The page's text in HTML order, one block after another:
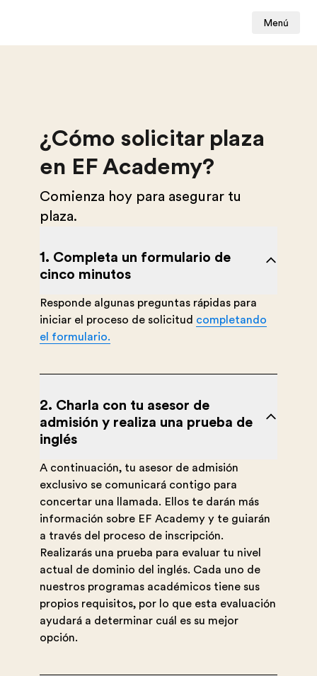
Menú
¿Cómo solicitar plaza
en EF Academy?
Comienza hoy para asegurar tu
plaza.
1. Completa un formulario de
cinco minutos
Responde algunas preguntas rápidas para
iniciar el proceso de solicitud completando
el formulario.
2. Charla con tu asesor de
admisión y realiza una prueba de
inglés
A continuación, tu asesor de admisión
exclusivo se comunicará contigo para
concertar una llamada. Ellos te darán más
información sobre EF Academy y te guiarán
a través del proceso de inscripción.
Realizarás una prueba para evaluar tu nivel
actual de dominio del inglés. Cada uno de
nuestros programas académicos tiene sus
propios requisitos, por lo que esta evaluación
ayudará a determinar cuál es su mejor
opción.